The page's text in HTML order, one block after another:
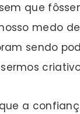
que
medo
sendo
a